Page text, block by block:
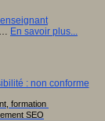
En savoir plus...
: non conforme
formation
SEO